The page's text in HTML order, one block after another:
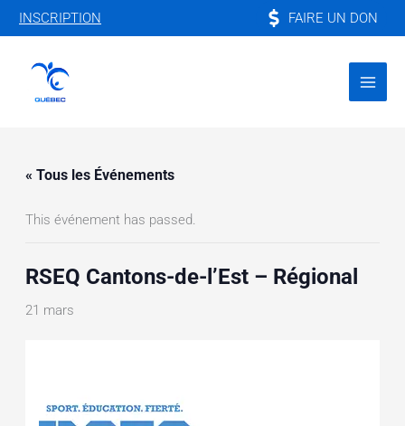
Aller
au
INSCRIPTION FAIRE UN DON
« Tous les Événements
This événement has passed.
RSEQ Cantons-de-l’Est – Régional
21 mars